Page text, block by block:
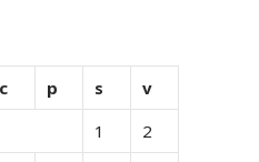
c p s
v
1
2